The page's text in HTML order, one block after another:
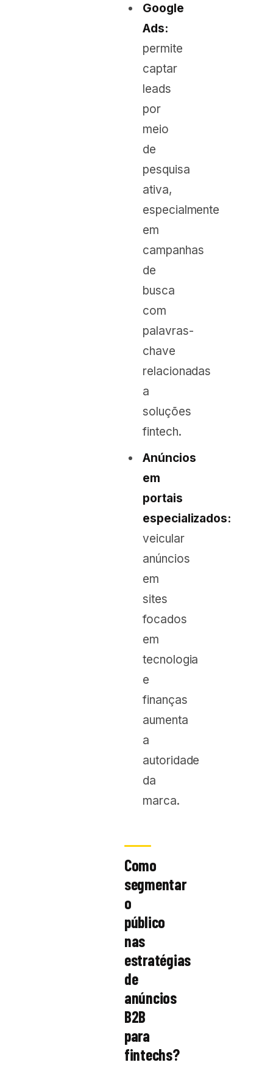
Google
Ads:
permite
captar
leads
por
meio
de
pesquisa
ativa,
especialmente
em
campanhas
de
busca
com
palavras-
chave
relacionadas
a
soluções
fintech.
Anúncios
em
portais
especializados:
veicular
anúncios
em
sites
focados
em
tecnologia
e
finanças
aumenta
a
autoridade
da
marca.
Como
segmentar
o
público
nas
estratégias
de
anúncios
B2B
para
fintechs?